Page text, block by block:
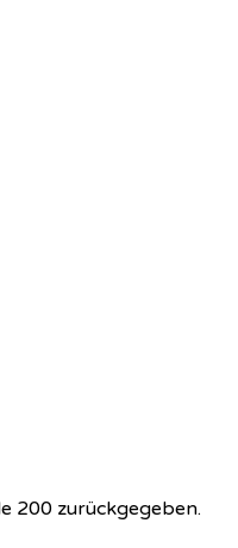
200 zurückgegeben.